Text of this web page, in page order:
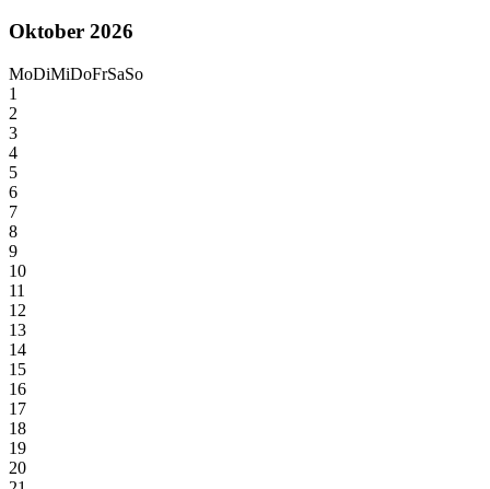
Oktober 2026
MoDiMiDoFrSaSo
1
2
3
4
5
6
7
8
9
10
11
12
13
14
15
16
17
18
19
20